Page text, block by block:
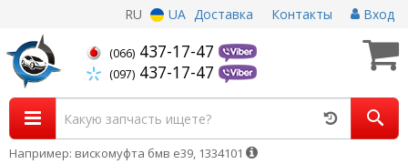
RU UA Доставка Контакты Вход
(066) 437-17-47
(097) 437-17-47
Например: вискомуфта бмв е39, 1334101